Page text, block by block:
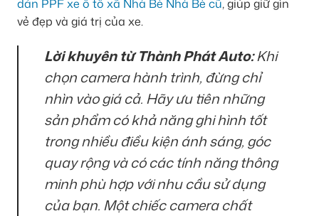
dán PPF xe ô tô xã Nhà Bè Nhà Bè cũ, giúp giữ gìn
vẻ đẹp và giá trị của xe.
Lời khuyên từ Thành Phát Auto:Khi
chọn camera hành trình, đừng chỉ
nhìn vào giá cả. Hãy ưu tiên những
sản phẩm có khả năng ghi hình tốt
trong nhiều điều kiện ánh sáng, góc
quay rộng và có các tính năng thông
minh phù hợp với nhu cầu sử dụng
của bạn. Một chiếc camera chất